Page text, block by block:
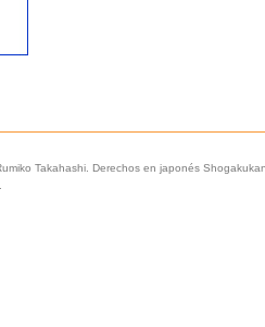
Takahashi. Derechos en japonés